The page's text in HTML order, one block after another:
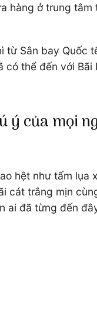
hàng ở trung
Sân bay Quốc
có thể đến với
ý của mọi
hệt như tấm lụa
cát trắng mịn
ai đã từng đến